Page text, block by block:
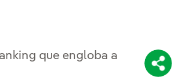
que engloba a